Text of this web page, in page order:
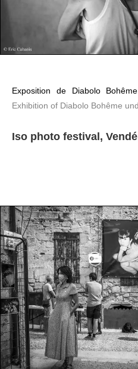
Exposition de Diabolo
Exhibition of Diabolo Bohême
Iso photo festival,